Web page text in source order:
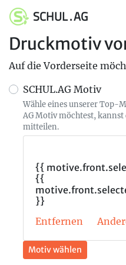
SCHUL . AG
Druckmotiv
Auf die Vorderseite
SCHUL.AG Motiv
Wähle eines unserer Top-
AG Motiv möchtest, kannst
mitteilen.
{{
{{
}}
Entfernen
Motiv wählen